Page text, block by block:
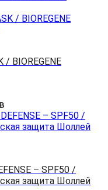
/ BIOREGENE
– SPF50 /
защита Шоллей